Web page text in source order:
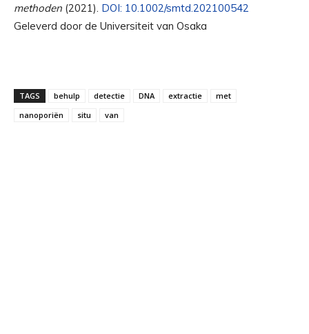
methoden (2021). DOI: 10.1002/smtd.202100542
Geleverd door de Universiteit van Osaka
TAGS behulp detectie DNA extractie
met
nanoporiën
situ van